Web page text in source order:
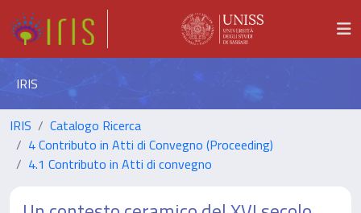
IRIS
IRIS
Catalogo Ricerca
4 Contributo in Atti di Convegno (Proceeding)
4.1 Contributo in Atti di convegno